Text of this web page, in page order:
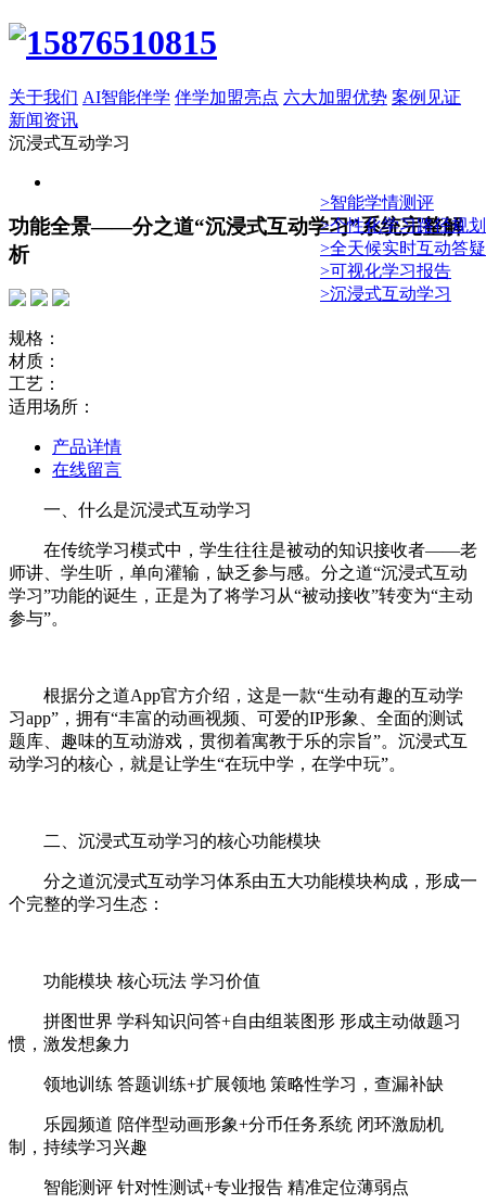
关于我们 AI智能伴学 伴学加盟亮点 六大加盟优势 案例见证
新闻资讯
沉浸式互动学习
>智能学情测评
>个性化学习路径规划
>全天候实时互动答疑
>可视化学习报告
>沉浸式互动学习
功能全景——分之道“沉浸式互动学习”系统完整解
析
规格：
材质：
工艺：
适用场所：
产品详情
在线留言
一、什么是沉浸式互动学习
在传统学习模式中，学生往往是被动的知识接收者——老
师讲、学生听，单向灌输，缺乏参与感。分之道“沉浸式互动
学习”功能的诞生，正是为了将学习从“被动接收”转变为“主动
参与”。
根据分之道App官方介绍，这是一款“生动有趣的互动学
习app”，拥有“丰富的动画视频、可爱的IP形象、全面的测试
题库、趣味的互动游戏，贯彻着寓教于乐的宗旨”。沉浸式互
动学习的核心，就是让学生“在玩中学，在学中玩”。
二、沉浸式互动学习的核心功能模块
分之道沉浸式互动学习体系由五大功能模块构成，形成一
个完整的学习生态：
功能模块 核心玩法 学习价值
拼图世界 学科知识问答+自由组装图形 形成主动做题习
惯，激发想象力
领地训练 答题训练+扩展领地 策略性学习，查漏补缺
乐园频道 陪伴型动画形象+分币任务系统 闭环激励机
制，持续学习兴趣
智能测评 针对性测试+专业报告 精准定位薄弱点